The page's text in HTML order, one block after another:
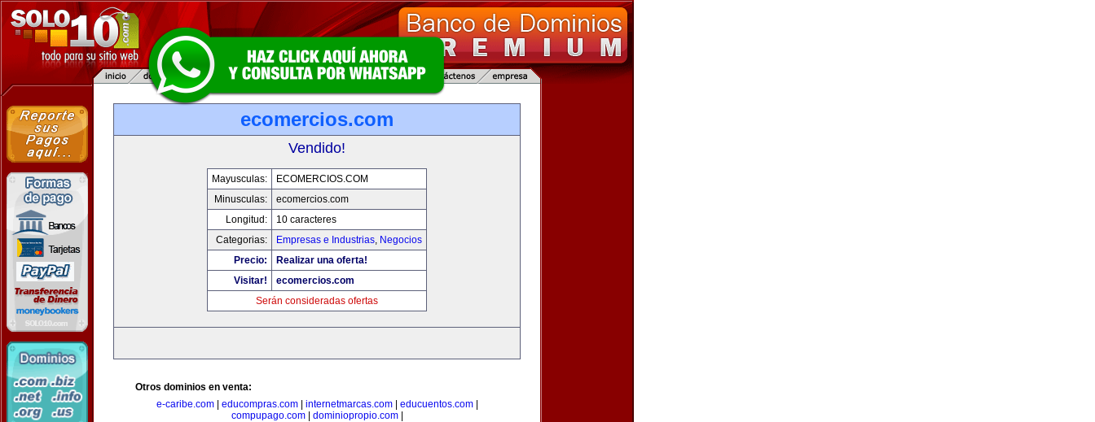
ecomercios.com
Vendido!
Mayusculas:
ECOMERCIOS.COM
Minusculas:
ecomercios.com
Longitud:
10 caracteres
Categorias:
Empresas e Industrias, Negocios
Precio:
Realizar una oferta!
Visitar!
ecomercios.com
Serán consideradas ofertas
Otros dominios en venta:
e-caribe.com| educompras.com| internetmarcas.com| educuentos.com|
compupago.com| dominiopropio.com|